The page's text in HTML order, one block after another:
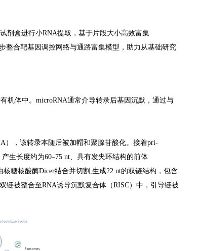
剂盒进行小RNA提取，基于片段大小高效富集
整合靶基因调控网络与通路富集模型，助力从基础研究
机体中。microRNA通常介导转录后基因沉默，通过与
），该转录本随后被加帽和聚腺苷酸化。接着pri-
生长度约为60–75 nt、具有发夹环结构的前体
糖核酸酶Dicer结合并切割,生成22 nt的双链结构，包含
链被整合至RNA诱导沉默复合体（RISC）中，引导链被